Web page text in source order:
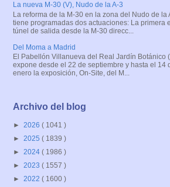
La nueva M-30 (V), Nudo de la A-3
La reforma de la M-30 en la zona del Nudo de la
tiene programadas dos actuaciones: La primera
túnel de salida desde la M-30 direcc...
Del Moma a Madrid
El Pabellón Villanueva del Real Jardín Botánico
expone desde el 22 de septiembre y hasta el 14
enero la exposición, On-Site, del M...
Archivo del blog
► 2026 ( 1041 )
► 2025 ( 1839 )
► 2024 ( 1986 )
► 2023 ( 1557 )
► 2022 ( 1600 )